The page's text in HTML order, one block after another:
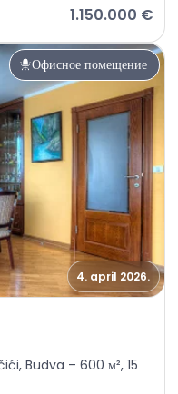
1.150.000 €
Офисное помещение
4. april 2026.
Bečići
Budva – 600 м², 15